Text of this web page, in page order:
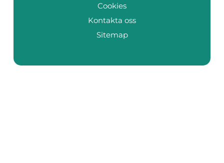
Cookies
Kontakta oss
Sitemap